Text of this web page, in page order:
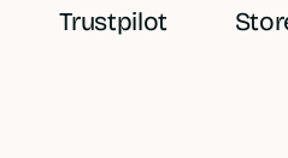
Trustpilot